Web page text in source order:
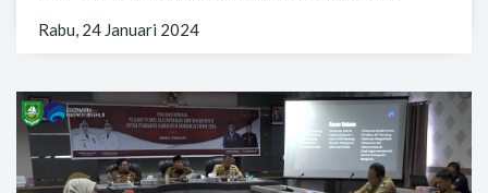
Rabu, 24 Januari 2024